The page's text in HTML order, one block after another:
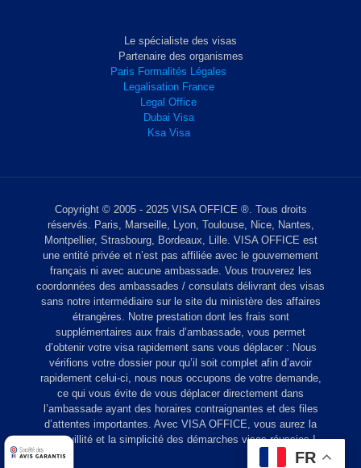
Le spécialiste des visas
Partenaire des organismes
Paris Formalités Légales
Legalisation France
Legal Office
Dubai Visa
Ksa Visa
Copyright © 2005 - 2025 VISA OFFICE ®. Tous droits
réservés. Paris, Marseille, Lyon, Toulouse, Nice, Nantes,
Montpellier, Strasbourg, Bordeaux, Lille. VISA OFFICE est
une entité privée et n’est pas affiliée avec le gouvernement
français ni avec aucune ambassade. Vous trouverez les
coordonnées des ambassades / consulats délivrant des visas
sans notre intermédiaire sur le site du ministère des affaires
étrangères. Notre prestation dont les frais sont
supplémentaires aux frais d’ambassade, vous permet
d’obtenir votre visa rapidement sans vous déplacer : Nous
vérifions votre dossier pour qu’il soit complet afin d’avoir
rapidement celui-ci, nous nous occupons de votre demande,
ce qui vous évite de vous déplacer directement dans
l’ambassade ayant des horaires contraignantes et des files
d’attentes importantes. Avec VISA OFFICE, vous aurez la
tranquillité et la simplicité des démarches visas réussies !
FR